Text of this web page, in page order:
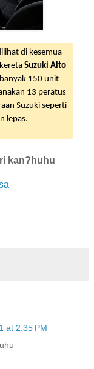
di kesemua
Suzuki Alto
150 unit
13 peratus
Suzuki seperti
lepas.
kan?huhu
at 2:35 PM